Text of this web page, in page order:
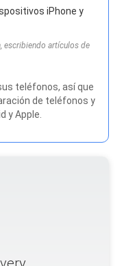
iPhone y
escribiendo artículos de
teléfonos, así que
de teléfonos y
y Apple.